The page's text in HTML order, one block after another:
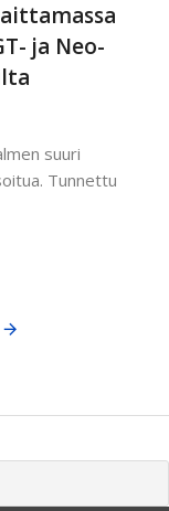
ja Neo-
suuri
Tunnettu